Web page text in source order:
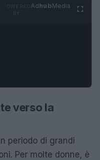
AdhubMedia
verso la
periodo di grandi
Per molte donne, è